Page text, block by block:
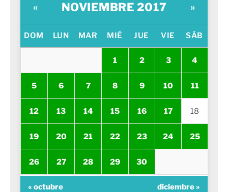
« NOVIEMBRE 2017 »
DOM LUN MAR MIÉ JUE VIE SÁB
1 2 3 4
5 6 7 8 9 10 11
12 13 14 15 16 17 18
19 20 21 22 23 24 25
26 27 28 29 30
« octubre diciembre »